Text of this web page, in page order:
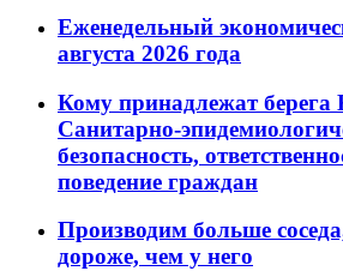
Еженедельный
августа 2026 года
Кому принадлежат берега
Санитарно-
безопасность,
поведение граждан
Производим больше
дороже, чем у него